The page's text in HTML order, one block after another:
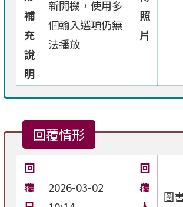
補
充
說
明
新開機，使用多
個輸入選項仍無
法播放
照
片
回覆情形
回
覆
2026-03-02
回
覆
圖